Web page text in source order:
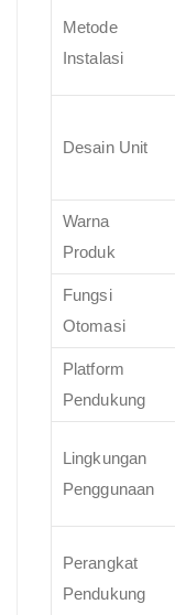
Metode
Instalasi
Desain Unit
Warna
Produk
Fungsi
Otomasi
Platform
Pendukung
Lingkungan
Penggunaan
Perangkat
Pendukung